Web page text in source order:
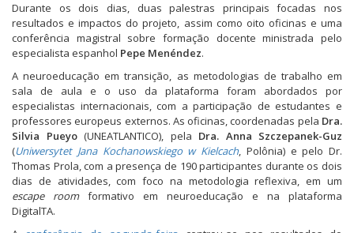
Durante os dois dias, duas palestras principais focadas nos
resultados e impactos do projeto, assim como oito oficinas e uma
conferência magistral sobre formação docente ministrada pelo
especialista espanhol Pepe Menéndez.
A neuroeducação em transição, as metodologias de trabalho em
sala de aula e o uso da plataforma foram abordados por
especialistas internacionais, com a participação de estudantes e
professores europeus externos. As oficinas, coordenadas pela Dra.
Silvia Pueyo(UNEATLANTICO), pela Dra. Anna Szczepanek-Guz
(Uniwersytet Jana Kochanowskiego w Kielcach, Polônia) e pelo Dr.
Thomas Prola, com a presença de 190 participantes durante os dois
dias de atividades, com foco na metodologia reflexiva, em um
escape roomformativo em neuroeducação e na plataforma
DigitalTA.